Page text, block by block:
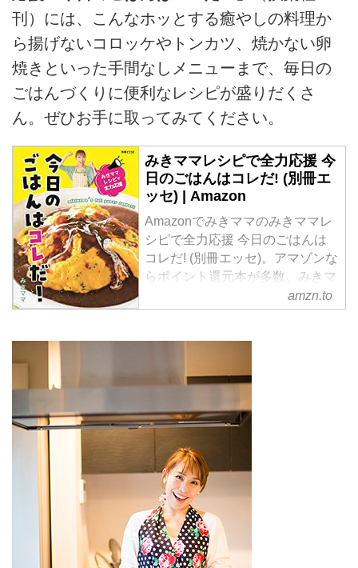
刊）には、こんなホッとする癒やしの料理か
ら揚げないコロッケやトンカツ、焼かない卵
焼きといった手間なしメニューまで、毎日の
ごはんづくりに便利なレシピが盛りだくさ
ん。ぜひお手に取ってみてください。
みきママレシピで全力応援 今
日のごはんはコレだ! (別冊エ
ッセ) | Amazon
Amazonでみきママのみきママレ
シピで全力応援 今日のごはんは
コレだ! (別冊エッセ)。アマゾンな
らポイント還元本が多数。みきマ
マ作品ほか、お急ぎ便対象商品は
当日お届けも可能。またみきママ
amzn.to